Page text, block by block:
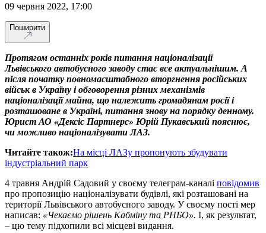
09 червня 2022, 17:00
Поширити
Протягом останніх років питання націоналізації
Львівського автобусного заводу стає все актуальнішим. А
після початку повномасштабного вторгнення російських
військ в Україну і обговорення різних механізмів
націоналізації майна, що належить громадянам росії і
розташоване в Україні, питання знову на порядку денному.
Юрист АО «Дексіс Партнерс» Юрій Пукавський пояснює,
чи можливо націоналізувати ЛАЗ.
Читайте також:На місці ЛАЗу пропонують збудувати
індустріальний парк
4 травня Андрій Садовий у своєму телеграм-каналі повідомив
про пропозицію націоналізувати будівлі, які розташовані на
території Львівського автобусного заводу. У своєму пості мер
написав: «Чекаємо рішень Кабміну та РНБО». І, як результат,
– цю тему підхопили всі місцеві видання.